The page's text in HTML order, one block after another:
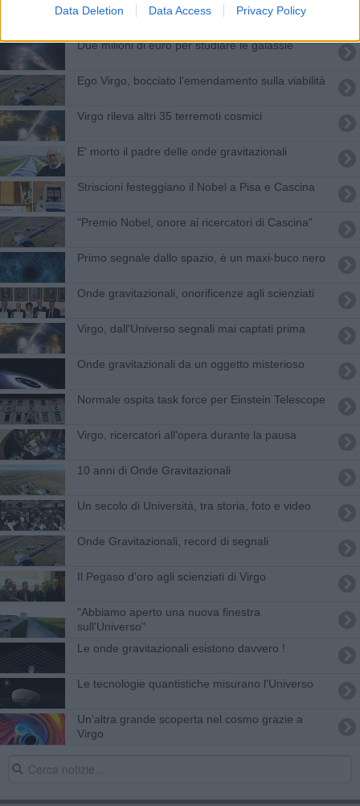
Data Deletion Data Access Privacy Policy
"Abbiamo scoperto le onde gravitazionali"
Due milioni di euro per studiare le galassie
Ego Virgo, bocciato l'emendamento sulla viabilità
Virgo rileva altri 35 terremoti cosmici
E' morto il padre delle onde gravitazionali
Striscioni festeggiano il Nobel a Pisa e Cascina
"Premio Nobel, onore ai ricercatori di Cascina"
Primo segnale dallo spazio, è un maxi-buco nero
Onde gravitazionali, onorificenze agli scienziati
Virgo, dall'Universo segnali mai captati prima
Onde gravitazionali da un oggetto misterioso
Normale ospita task force per Einstein Telescope
Virgo, ricercatori all'opera durante la pausa
10 anni di Onde Gravitazionali
Un secolo di Università, tra storia, foto e video
Onde Gravitazionali, record di segnali
Il Pegaso d'oro agli scienziati di Virgo
"Abbiamo aperto una nuova finestra
sull'Universo"
Le onde gravitazionali esistono davvero !
Le tecnologie quantistiche misurano l'Universo
Un'altra grande scoperta nel cosmo grazie a
Virgo